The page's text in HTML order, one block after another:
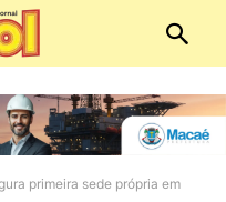
primeira sede própria em